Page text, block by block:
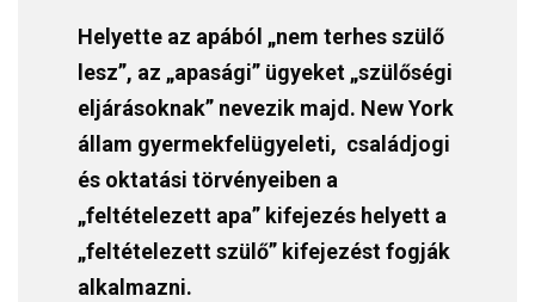
Helyette az apából „nem terhes szülő
lesz”, az „apasági” ügyeket „szülőségi
eljárásoknak” nevezik majd. New York
állam gyermekfelügyeleti, családjogi
és oktatási törvényeiben a
„feltételezett apa” kifejezés helyett a
„feltételezett szülő” kifejezést fogják
alkalmazni.